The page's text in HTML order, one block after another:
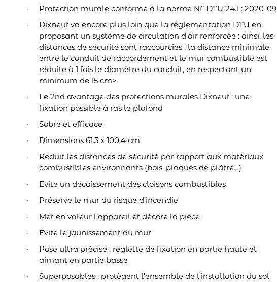
Protection murale conforme à la norme NF DTU 24.1 : 2020-09
Dixneuf va encore plus loin que la réglementation DTU en
proposant un système de circulation d’air renforcée : ainsi, les
distances de sécurité sont raccourcies : la distance minimale
entre le conduit de raccordement et le mur combustible est
réduite à 1 fois le diamètre du conduit, en respectant un
minimum de 15 cm>
Le 2nd avantage des protections murales Dixneuf : une
fixation possible à ras le plafond
Sobre et efficace
Dimensions 61.3 x 100.4 cm
Réduit les distances de sécurité par rapport aux matériaux
combustibles environnants (bois, plaques de plâtre…)
Evite un décaissement des cloisons combustibles
Préserve le mur du risque d’incendie
Met en valeur l’appareil et décore la pièce
Évite le jaunissement du mur
Pose ultra précise : réglette de fixation en partie haute et
aimant en partie basse
Superposables : protègent l’ensemble de l’installation du sol